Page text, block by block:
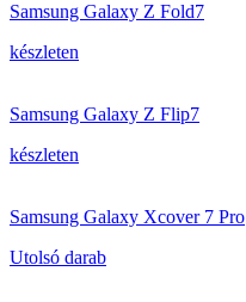
Samsung Galaxy Z Fold7
készleten
Samsung Galaxy Z Flip7
készleten
Samsung Galaxy Xcover 7 Pro
Utolsó darab